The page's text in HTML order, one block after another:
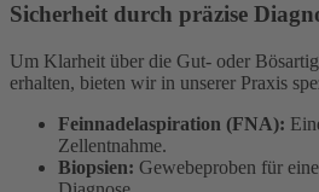
Sicherheit durch präzise
Um Klarheit über die Gut- oder
erhalten, bieten wir in unserer Praxis
Feinnadelaspiration (FNA):
Zellentnahme.
Biopsien: Gewebeproben für